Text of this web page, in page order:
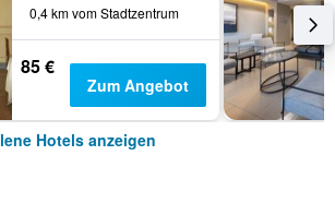
0,4 km vom Stadtzentrum
85 €
Zum Angebot
Hotels anzeigen